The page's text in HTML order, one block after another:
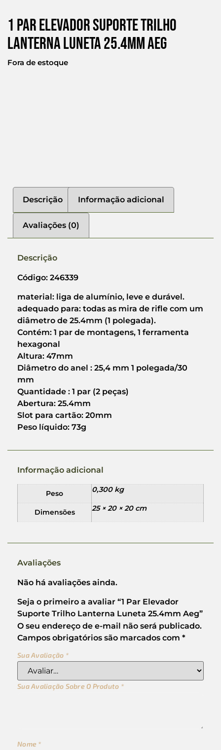
1 Par Elevador Suporte Trilho
Lanterna Luneta 25.4mm Aeg
Fora de estoque
Descrição Informação adicional
Avaliações (0)
Descrição
Código: 246339
material: liga de alumínio, leve e durável.
adequado para: todas as mira de rifle com um
diâmetro de 25.4mm (1 polegada).
Contém: 1 par de montagens, 1 ferramenta
hexagonal
Altura: 47mm
Diâmetro do anel : 25,4 mm 1 polegada/30
mm
Quantidade : 1 par (2 peças)
Abertura: 25.4mm
Slot para cartão: 20mm
Peso líquido: 73g
Informação adicional
Peso 0,300 kg
Dimensões 25 × 20 × 20 cm
Avaliações
Não há avaliações ainda.
Seja o primeiro a avaliar “1 Par Elevador
Suporte Trilho Lanterna Luneta 25.4mm Aeg”
O seu endereço de e-mail não será publicado.
Campos obrigatórios são marcados com *
Sua Avaliação *
Sua Avaliação Sobre O Produto *
Nome *